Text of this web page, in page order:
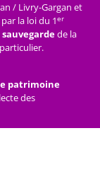
/ Livry-Gargan et
la loi du 1er
sauvegardede la
patrimoine
des